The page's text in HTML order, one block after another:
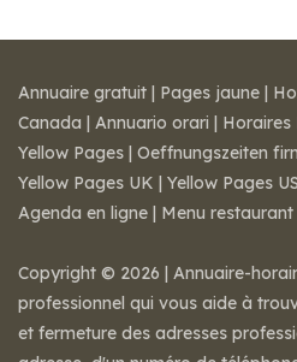
Annuaire gratuit | Pages jaune |
Canada | Annuario orari | Horaires
Yellow Pages | Oeffnungszeiten
Yellow Pages UK | Yellow Pages
Agenda en ligne | Menu restaurant
Copyright © 2026 | Annuaire-
professionnel qui vous aide à
et fermeture des adresses